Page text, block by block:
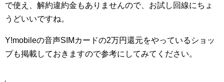
で使え、解約違約金もありませんので、お試し回線にちょ
うどいいですね。
Y!mobileの音声SIMカードの2万円還元をやっているショッ
プも掲載しておきますので参考にしてみてください。